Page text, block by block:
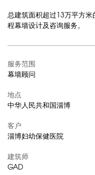
总建筑面积超过13万平方
程幕墙设计及咨询服务。
服务范围
幕墙顾问
地点
中华人民共和国淄博
客户
淄博妇幼保健医院
建筑师
GAD